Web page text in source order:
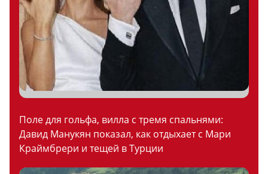
Поле для гольфа, вилла с тремя спальнями:
Давид Манукян показал, как отдыхает с Мари
Краймбрери и тещей в Турции